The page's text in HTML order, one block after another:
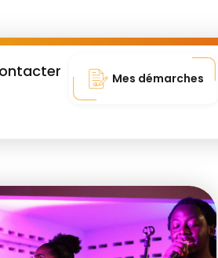
Mes démarches